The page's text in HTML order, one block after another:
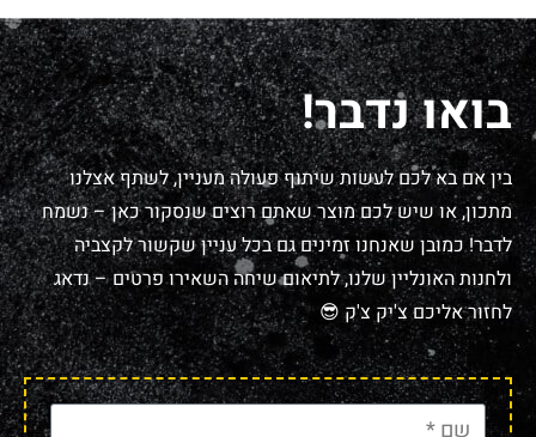
בואו נדבר!
בין אם בא לכם לעשות שיתוף פעולה מעניין, לשתף אצלנו
מתכון, או שיש לכם מוצר שאתם רוצים שנסקור כאן – נשמח
לדבר! כמובן שאנחנו זמינים גם בכל עניין שקשור לקצביה
ולחנות האונליין שלנו, לתיאום שיחה השאירו פרטים – נדאג
לחזור אליכם צ'יק צ'ק 😎